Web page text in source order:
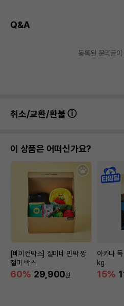
Q&A
등록된 문의글
취소/교환/환불
이 상품은 어떠신가요?
[베이컨박스] 절미네 민박 짱
절미 박스
60% 29,900원
아카나
kg
15%